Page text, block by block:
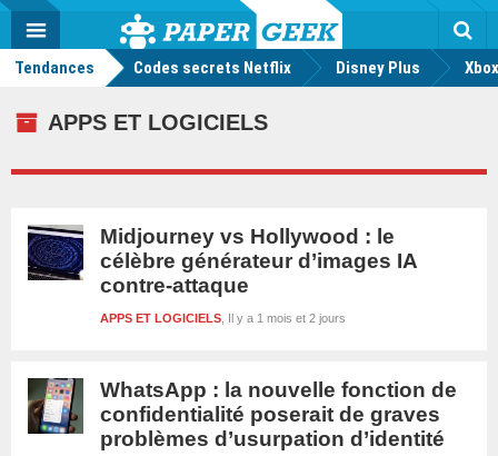
Actu
geek
MENU
Tendances Codes secrets Netflix Disney Plus
APPS ET LOGICIELS
Midjourney vs Hollywood : le
célèbre générateur d’images IA
contre-attaque
Il y a 1 mois et 2 jours
APPS ET LOGICIELS
WhatsApp : la nouvelle fonction de
confidentialité poserait de graves
problèmes d’usurpation d’identité
Mode
FacebookTwitter Youtube